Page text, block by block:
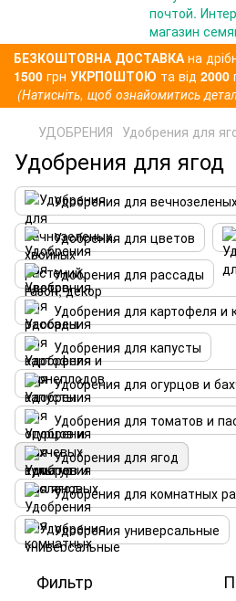
БЕЗКОШТОВНА ДОСТАВКАна
1500 грн УКРПОШТОЮ та від 2000
(Натисніть, щоб ознайомитись
УДОБРЕНИЯ Удобрения для
Удобрения для ягод
Удобрения для цветов
Удобрения для рассады
Удобрения для картофеля и
Удобрения для капусты
Удобрения для огурцов и
Удобрения для томатов и
Удобрения для ягод
Удобрения для комнатных
Удобрения универсальные
Фильтр